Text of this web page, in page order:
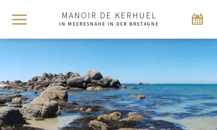
MANOIR DE KERHUEL
IN MEERESNÄHE IN DER BRETAGNE